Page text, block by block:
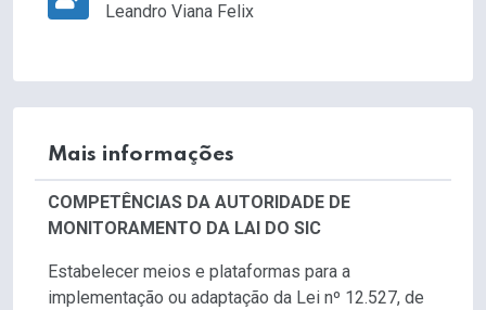
Leandro Viana Felix
Mais informações
COMPETÊNCIAS DA AUTORIDADE DE
MONITORAMENTO DA LAI DO SIC
Estabelecer meios e plataformas para a
implementação ou adaptação da Lei nº 12.527, de